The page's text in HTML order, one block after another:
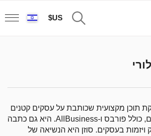
US$
תוכן מקצועית שכותבת על עסקים קטנים
ושיווק בהרבה אתרים, כולל פורבס ו-AllBusiness. היא גם כתבה
ויזמות בעסקים. סוזן היא הנשיאה של